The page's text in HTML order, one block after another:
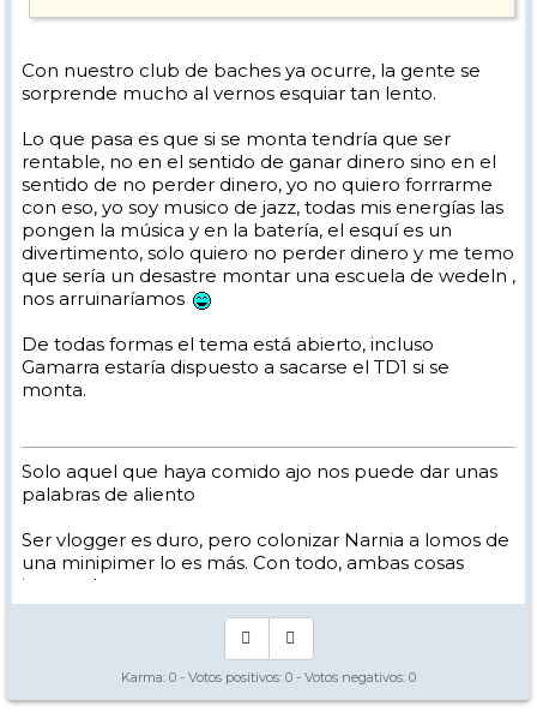
Eso sí, tiene mucho curro montar eso y un equipo humano del
Pepe
Con nuestro club de baches ya ocurre, la gente se
sorprende mucho al vernos esquiar tan lento.
Lo que pasa es que si se monta tendría que ser
rentable, no en el sentido de ganar dinero sino en el
sentido de no perder dinero, yo no quiero forrrarme
con eso, yo soy musico de jazz, todas mis energías las
pongen la música y en la batería, el esquí es un
divertimento, solo quiero no perder dinero y me temo
que sería un desastre montar una escuela de wedeln ,
nos arruinaríamos
De todas formas el tema está abierto, incluso
Gamarra estaría dispuesto a sacarse el TD1 si se
monta.
Solo aquel que haya comido ajo nos puede dar unas
palabras de aliento
Ser vlogger es duro, pero colonizar Narnia a lomos de
una minipimer lo es más. Con todo, ambas cosas
intento hacer.
Yo hago esquí extremo : voy de extremo a extremo
Los caminos del esquí son inescrotables ...
Karma: 0 - Votos positivos: 0 - Votos negativos: 0